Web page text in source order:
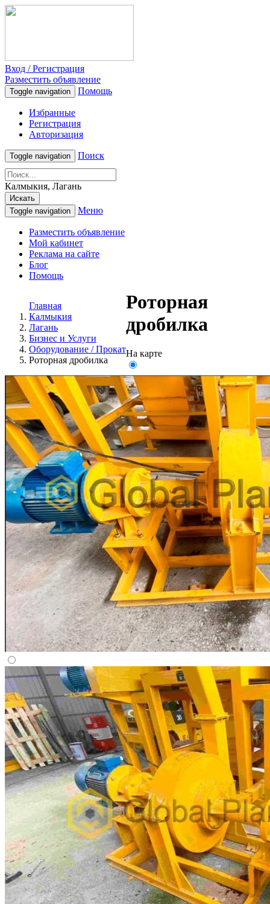
Вход / Регистрация
Разместить объявление
Toggle navigation Помощь
Избранные
Регистрация
Авторизация
Toggle navigation Поиск
Калмыкия, Лагань
Искать
Toggle navigation
Меню
Разместить объявление
Мой кабинет
Реклама на сайте
Блог
Помощь
Главная
Калмыкия
Лагань
Бизнес и Услуги
Оборудование / Прокат
Роторная дробилка
Роторная
дробилка
На карте